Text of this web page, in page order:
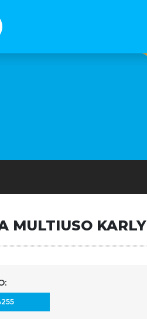
MULTIUSO KARLY